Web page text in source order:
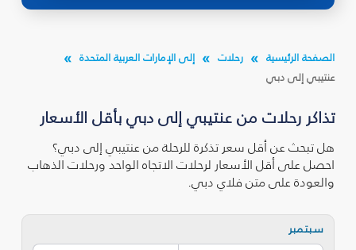
الصفحة الرئيسية رحلات
إلى الإمارات العربية المتحدة
عنتيبي إلى دبي
تذاكر رحلات من عنتيبي إلى دبي بأقل الأسعار
هل تبحث عن أقل سعر تذكرة للرحلة من عنتيبي إلى دبي؟
احصل على أقل الأسعار لرحلات الاتجاه الواحد ورحلات الذهاب
والعودة على متن فلاي دبي.
سبتمبر